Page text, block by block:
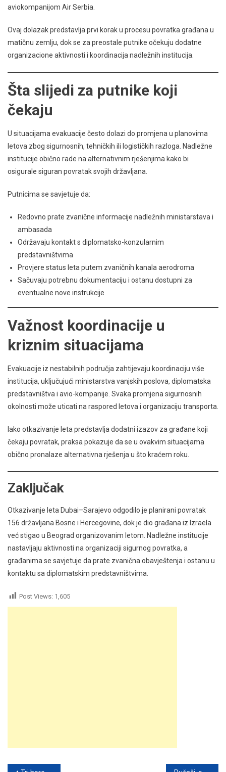
aviokompanijom Air Serbia.
Ovaj dolazak predstavlja prvi korak u procesu povratka građana u
matičnu zemlju, dok se za preostale putnike očekuju dodatne
organizacione aktivnosti i koordinacija nadležnih institucija.
Šta slijedi za putnike koji
čekaju
U situacijama evakuacije često dolazi do promjena u planovima
letova zbog sigurnosnih, tehničkih ili logističkih razloga. Nadležne
institucije obično rade na alternativnim rješenjima kako bi
osigurale siguran povratak svojih državljana.
Putnicima se savjetuje da:
Redovno prate zvanične informacije nadležnih ministarstava i
ambasada
Održavaju kontakt s diplomatsko-konzularnim
predstavništvima
Provjere status leta putem zvaničnih kanala aerodroma
Sačuvaju potrebnu dokumentaciju i ostanu dostupni za
eventualne nove instrukcije
Važnost koordinacije u
kriznim situacijama
Evakuacije iz nestabilnih područja zahtijevaju koordinaciju više
institucija, uključujući ministarstva vanjskih poslova, diplomatska
predstavništva i avio-kompanije. Svaka promjena sigurnosnih
okolnosti može uticati na raspored letova i organizaciju transporta.
Iako otkazivanje leta predstavlja dodatni izazov za građane koji
čekaju povratak, praksa pokazuje da se u ovakvim situacijama
obično pronalaze alternativna rješenja u što kraćem roku.
Zaključak
Otkazivanje leta Dubai–Sarajevo odgodilo je planirani povratak
156 državljana Bosne i Hercegovine, dok je dio građana iz Izraela
već stigao u Beograd organizovanim letom. Nadležne institucije
nastavljaju aktivnosti na organizaciji sigurnog povratka, a
građanima se savjetuje da prate zvanična obavještenja i ostanu u
kontaktu sa diplomatskim predstavništvima.
Post Views: 1,605